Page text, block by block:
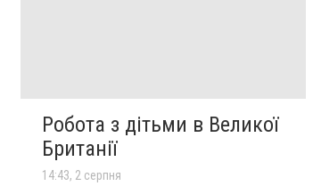
Робота з дітьми в Великої
Британії
14:43, 2 серпня